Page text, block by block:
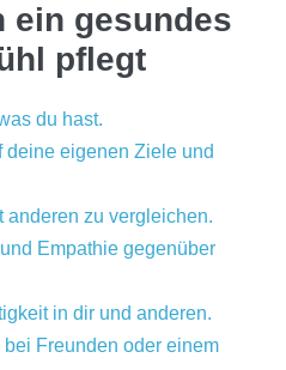
ein gesundes
pflegt
du hast.
deine eigenen Ziele und
anderen zu vergleichen.
Empathie gegenüber
in dir und anderen.
Freunden oder einem